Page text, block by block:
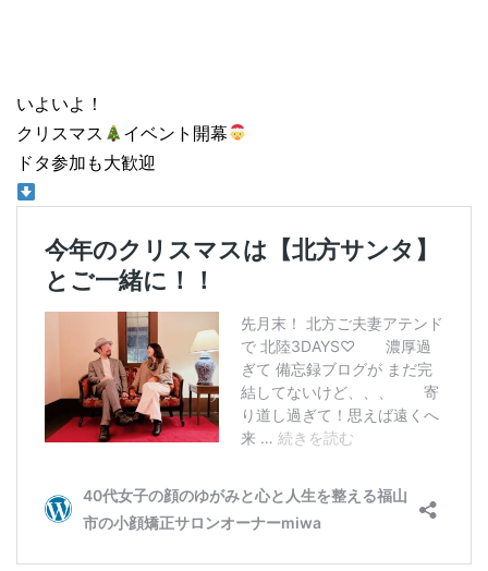
いよいよ！
クリスマス
イベント開幕
ドタ参加も大歓迎